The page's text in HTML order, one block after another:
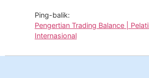
Ping-balik:
Pengertian Trading Balance |
Internasional